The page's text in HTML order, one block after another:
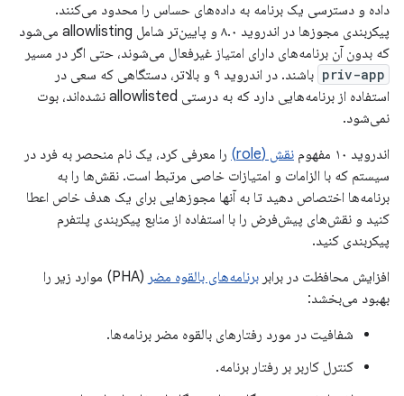
داده و دسترسی یک برنامه به داده‌های حساس را محدود می‌کنند.
پیکربندی مجوزها در اندروید ۸.۰ و پایین‌تر شامل allowlisting می‌شود
که بدون آن برنامه‌های دارای امتیاز غیرفعال می‌شوند، حتی اگر در مسیر
priv-app
باشند. در اندروید ۹ و بالاتر، دستگاهی که سعی در
استفاده از برنامه‌هایی دارد که به درستی allowlisted نشده‌اند، بوت
نمی‌شود.
اندروید ۱۰ مفهوم
نقش (role)
را معرفی کرد، یک نام منحصر به فرد در
سیستم که با الزامات و امتیازات خاصی مرتبط است. نقش‌ها را به
برنامه‌ها اختصاص دهید تا به آنها مجوزهایی برای یک هدف خاص اعطا
کنید و نقش‌های پیش‌فرض را با استفاده از منابع پیکربندی پلتفرم
پیکربندی کنید.
افزایش محافظت در برابر برنامه‌های بالقوه مضر
(PHA) موارد زیر را
بهبود می‌بخشد:
شفافیت در مورد رفتارهای بالقوه مضر برنامه‌ها.
کنترل کاربر بر رفتار برنامه.